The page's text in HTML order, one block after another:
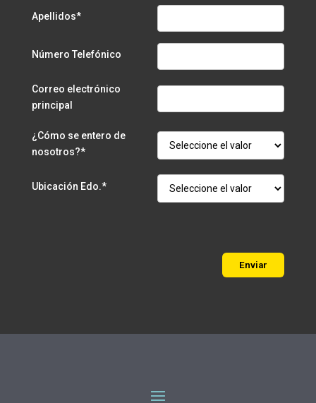
Apellidos*
Número Telefónico
Correo electrónico
principal
¿Cómo se entero de
nosotros?*
Ubicación Edo.*